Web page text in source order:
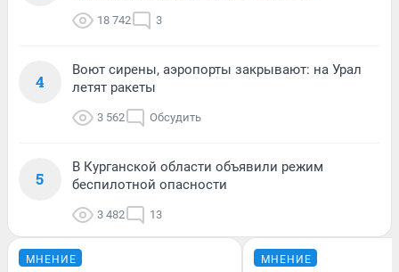
18 742 3
4
Воют сирены, аэропорты закрывают: на Урал
летят ракеты
3 562 Обсудить
5
В Курганской области объявили режим
беспилотной опасности
3 482 13
МНЕНИЕ МНЕНИЕ